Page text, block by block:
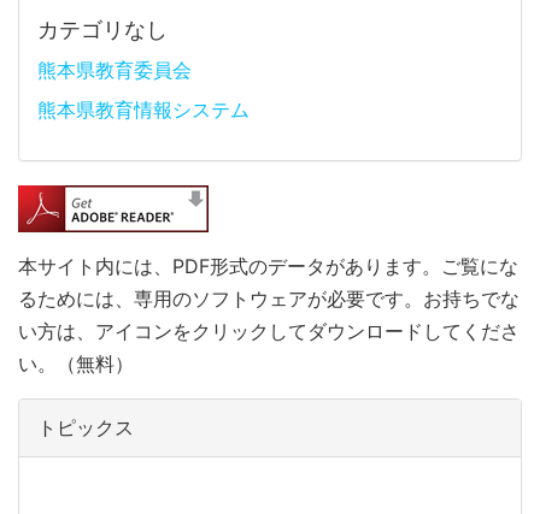
カテゴリなし
熊本県教育委員会
熊本県教育情報システム
本サイト内には、PDF形式のデータがあります。ご覧にな
るためには、専用のソフトウェアが必要です。お持ちでな
い方は、アイコンをクリックしてダウンロードしてくださ
い。（無料）
トピックス